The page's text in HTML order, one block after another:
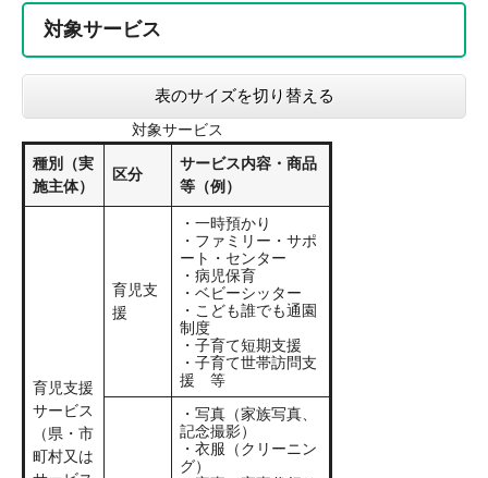
対象サービス
表のサイズを切り替える
対象サービス
種別（実
施主体）
区分
サービス内容・商品
等（例）
育児支援
サービス
（県・市
町村又は
育児支
援
・一時預かり
・ファミリー・サポ
ート・センター
・病児保育
・ベビーシッター
・こども誰でも通園
制度
・子育て短期支援
・子育て世帯訪問支
援 等
・写真（家族写真、
記念撮影）
・衣服（クリーニン
グ）